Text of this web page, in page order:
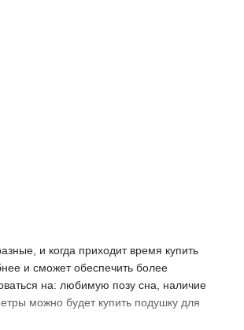
и когда приходит время купить
и сможет обеспечить более
на: любимую позу сна, наличие
можно будет купить подушку для